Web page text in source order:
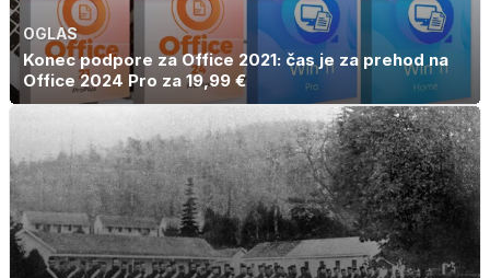
OGLAS
Konec podpore za Office 2021: čas je za prehod na
Office 2024 Pro za 19,99 €